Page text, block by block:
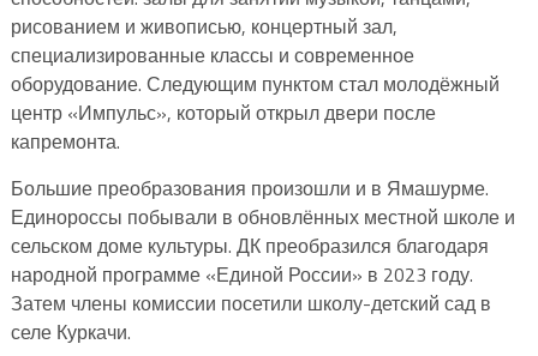
рисованием и живописью, концертный зал,
специализированные классы и современное
оборудование. Следующим пунктом стал молодёжный
центр «Импульс», который открыл двери после
капремонта.
Большие преобразования произошли и в Ямашурме.
Единороссы побывали в обновлённых местной школе и
сельском доме культуры. ДК преобразился благодаря
народной программе «Единой России» в 2023 году.
Затем члены комиссии посетили школу-детский сад в
селе Куркачи.